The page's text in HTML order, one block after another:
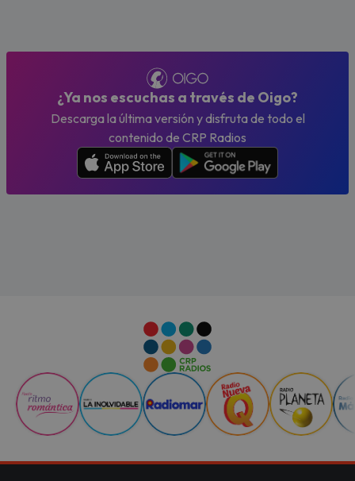
¿Ya nos escuchas a través de Oigo?
Descarga la última versión y disfruta de todo el
contenido de CRP Radios